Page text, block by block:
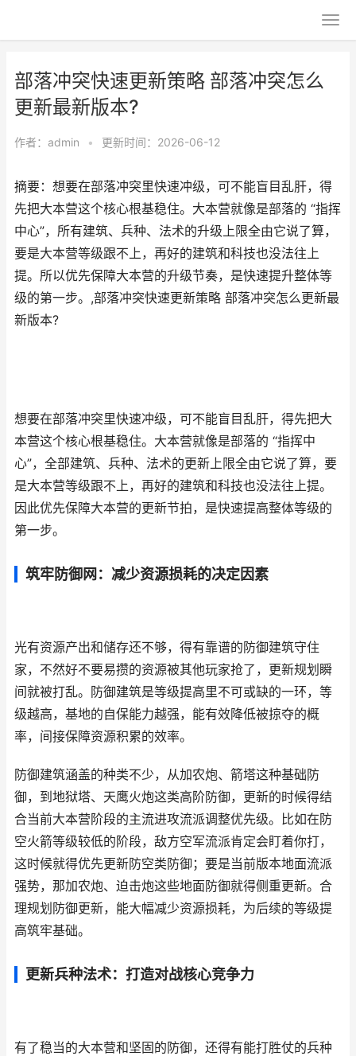
部落冲突快速更新策略 部落冲突怎么
更新最新版本?
作者： admin • 更新时间：2026-06-12
摘要：想要在部落冲突里快速冲级，可不能盲目乱肝，得
先把大本营这个核心根基稳住。大本营就像是部落的 “指挥
中心”，所有建筑、兵种、法术的升级上限全由它说了算，
要是大本营等级跟不上，再好的建筑和科技也没法往上
提。所以优先保障大本营的升级节奏，是快速提升整体等
级的第一步。,部落冲突快速更新策略 部落冲突怎么更新最
新版本?
想要在部落冲突里快速冲级，可不能盲目乱肝，得先把大
本营这个核心根基稳住。大本营就像是部落的 “指挥中
心”，全部建筑、兵种、法术的更新上限全由它说了算，要
是大本营等级跟不上，再好的建筑和科技也没法往上提。
因此优先保障大本营的更新节拍，是快速提高整体等级的
第一步。
筑牢防御网：减少资源损耗的决定因素
光有资源产出和储存还不够，得有靠谱的防御建筑守住
家，不然好不要易攒的资源被其他玩家抢了，更新规划瞬
间就被打乱。防御建筑是等级提高里不可或缺的一环，等
级越高，基地的自保能力越强，能有效降低被掠夺的概
率，间接保障资源积累的效率。
防御建筑涵盖的种类不少，从加农炮、箭塔这种基础防
御，到地狱塔、天鹰火炮这类高阶防御，更新的时候得结
合当前大本营阶段的主流进攻流派调整优先级。比如在防
空火箭等级较低的阶段，敌方空军流派肯定会盯着你打，
这时候就得优先更新防空类防御；要是当前版本地面流派
强势，那加农炮、迫击炮这些地面防御就得侧重更新。合
理规划防御更新，能大幅减少资源损耗，为后续的等级提
高筑牢基础。
更新兵种法术：打造对战核心竞争力
有了稳当的大本营和坚固的防御，还得有能打胜仗的兵种